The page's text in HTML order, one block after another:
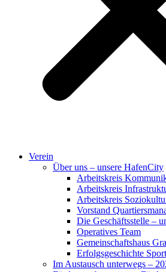
Verein
Über uns – unsere HafenCity
Arbeitskreis
Arbeitskreis
Arbeitskreis
Vorstand
Die Geschäftsstelle –
Operatives Team
Gemeinschaftshaus
Erfolgsgeschichte
Im Austausch unterwegs –